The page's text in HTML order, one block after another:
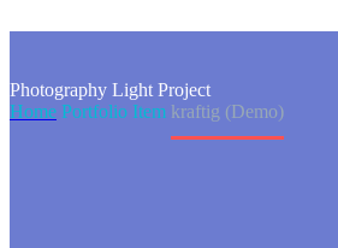
Photography Light Project
Home Portfolio Item kraftig (Demo)